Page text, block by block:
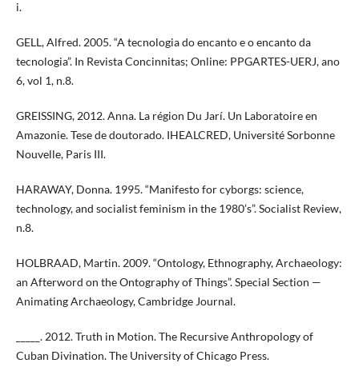
i.
GELL, Alfred. 2005. “A tecnologia do encanto e o encanto da
tecnologia”. In Revista Concinnitas; Online: PPGARTES-UERJ, ano
6, vol 1, n.8.
GREISSING, 2012. Anna. La région Du Jarí. Un Laboratoire en
Amazonie. Tese de doutorado. IHEALCRED, Université Sorbonne
Nouvelle, Paris III.
HARAWAY, Donna. 1995. “Manifesto for cyborgs: science,
technology, and socialist feminism in the 1980’s”. Socialist Review,
n.8.
HOLBRAAD, Martin. 2009. “Ontology, Ethnography, Archaeology:
an Afterword on the Ontography of Things”. Special Section —
Animating Archaeology, Cambridge Journal.
_____. 2012. Truth in Motion. The Recursive Anthropology of
Cuban Divination. The University of Chicago Press.